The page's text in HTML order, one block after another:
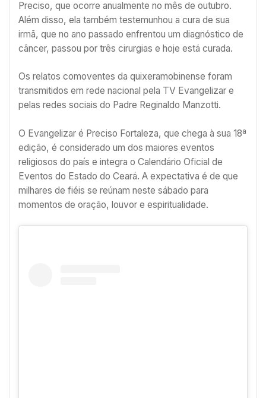
Preciso, que ocorre anualmente no mês de outubro.
Além disso, ela também testemunhou a cura de sua
irmã, que no ano passado enfrentou um diagnóstico de
câncer, passou por três cirurgias e hoje está curada.
Os relatos comoventes da quixeramobinense foram
transmitidos em rede nacional pela TV Evangelizar e
pelas redes sociais do Padre Reginaldo Manzotti.
O Evangelizar é Preciso Fortaleza, que chega à sua 18ª
edição, é considerado um dos maiores eventos
religiosos do país e integra o Calendário Oficial de
Eventos do Estado do Ceará. A expectativa é de que
milhares de fiéis se reúnam neste sábado para
momentos de oração, louvor e espiritualidade.